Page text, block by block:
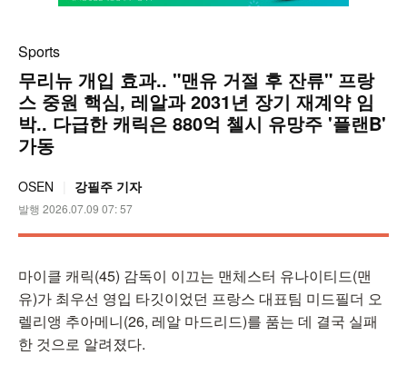
Sports
무리뉴 개입 효과.. "맨유 거절 후 잔류" 프랑
스 중원 핵심, 레알과 2031년 장기 재계약 임
박.. 다급한 캐릭은 880억 첼시 유망주 '플랜B'
가동
OSEN 강필주 기자
발행 2026.07.09 07: 57
마이클 캐릭(45) 감독이 이끄는 맨체스터 유나이티드(맨
유)가 최우선 영입 타깃이었던 프랑스 대표팀 미드필더 오
렐리앵 추아메니(26, 레알 마드리드)를 품는 데 결국 실패
한 것으로 알려졌다.